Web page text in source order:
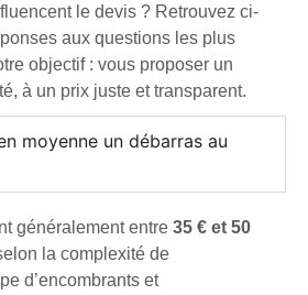
le devis ? Retrouvez ci-
aux questions les plus
objectif : vous proposer un
à un prix juste et transparent.
moyenne un débarras au
généralement entre 35 € et 50
la complexité de
d’encombrants et